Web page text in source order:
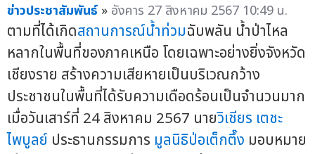
ข่าวประชาสัมพันธ์ » อังคาร 27 สิงหาคม 2567 10:49 น.
ตามที่ได้เกิดสถานการณ์น้ำท่วมฉับพลัน น้ำป่าไหล
หลากในพื้นที่ของภาคเหนือ โดยเฉพาะอย่างยิ่งจังหวัด
เชียงราย สร้างความเสียหายเป็นบริเวณกว้าง
ประชาชนในพื้นที่ได้รับความเดือดร้อนเป็นจำนวนมาก
เมื่อวันเสาร์ที่ 24 สิงหาคม 2567 นายวิเชียร เตชะ
ไพบูลย์ ประธานกรรมการ มูลนิธิป่อเต็กตึ๊ง มอบหมาย